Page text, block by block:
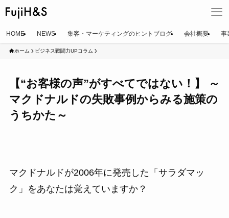
HOME NEWS 集客・マーケティングのヒントブログ 会社概要 事
ホーム ビジネス戦闘力UPコラム
【“お客様の声”がすべてではない！】 ～
マクドナルドの失敗事例からみる施策の
うちかた～
マクドナルドが2006年に発売した「サラダマッ
ク」をあなたは覚えていますか？